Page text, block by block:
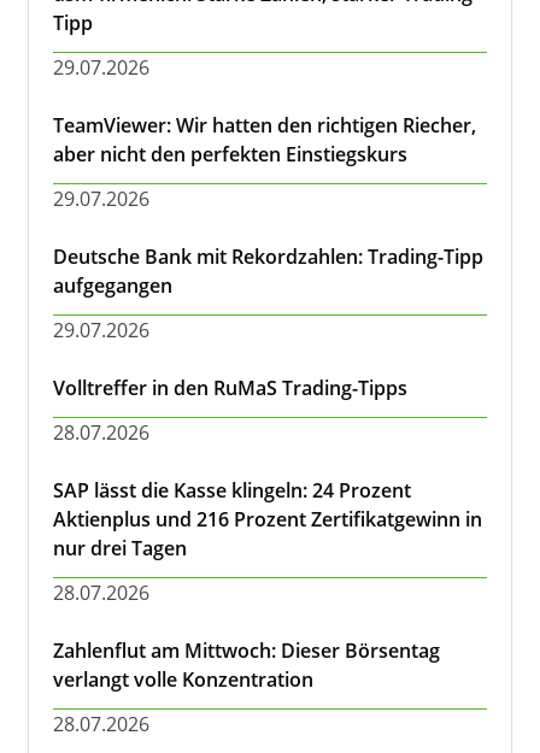
Tipp
29.07.2026
TeamViewer: Wir hatten den richtigen Riecher,
aber nicht den perfekten Einstiegskurs
29.07.2026
Deutsche Bank mit Rekordzahlen: Trading-Tipp
aufgegangen
29.07.2026
Volltreffer in den RuMaS Trading-Tipps
28.07.2026
SAP lässt die Kasse klingeln: 24 Prozent
Aktienplus und 216 Prozent Zertifikatgewinn in
nur drei Tagen
28.07.2026
Zahlenflut am Mittwoch: Dieser Börsentag
verlangt volle Konzentration
28.07.2026